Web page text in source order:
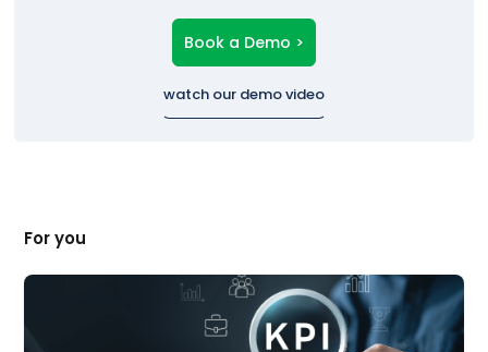
Book a Demo >
watch our demo video
For you